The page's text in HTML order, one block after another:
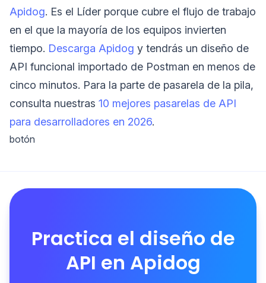
Apidog. Es el Líder porque cubre el flujo de trabajo
en el que la mayoría de los equipos invierten
tiempo. Descarga Apidog y tendrás un diseño de
API funcional importado de Postman en menos de
cinco minutos. Para la parte de pasarela de la pila,
consulta nuestras 10 mejores pasarelas de API
para desarrolladores en 2026.
botón
Practica el diseño de
API en Apidog